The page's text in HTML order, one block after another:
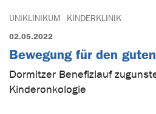
UNIKLINIKUM KINDERKLINIK
02.05.2022
Bewegung für den
Dormitzer Benefizlauf
Kinderonkologie